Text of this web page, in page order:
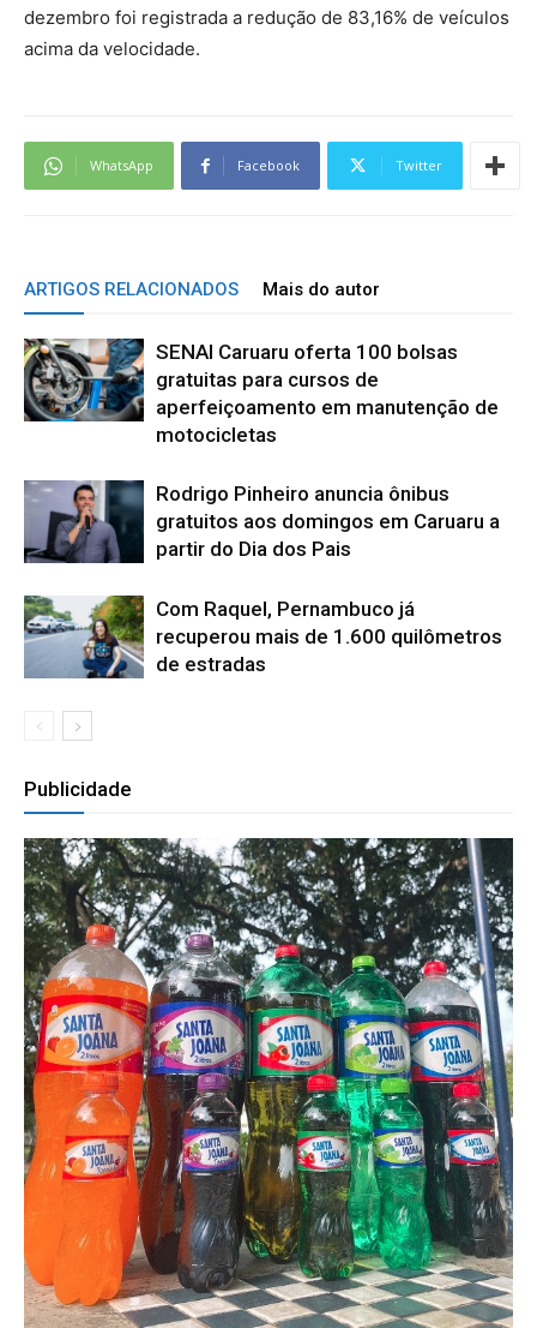
dezembro foi registrada a redução de 83,16% de veículos
acima da velocidade.
WhatsApp Facebook Twitter
ARTIGOS RELACIONADOS Mais do autor
SENAI Caruaru oferta 100 bolsas
gratuitas para cursos de
aperfeiçoamento em manutenção de
motocicletas
Rodrigo Pinheiro anuncia ônibus
gratuitos aos domingos em Caruaru a
partir do Dia dos Pais
Com Raquel, Pernambuco já
recuperou mais de 1.600 quilômetros
de estradas
Publicidade